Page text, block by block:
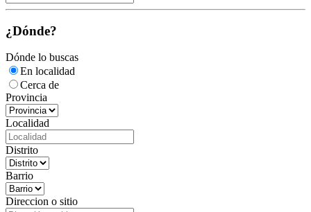
¿Dónde?
Dónde lo buscas
En localidad
Cerca de
Provincia
Localidad
Distrito
Barrio
Direccion o sitio